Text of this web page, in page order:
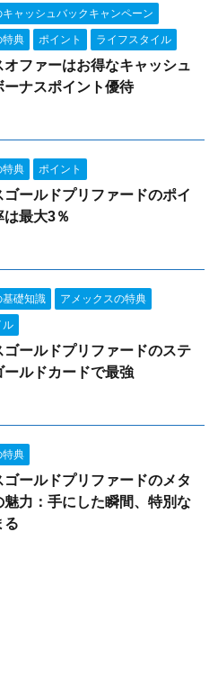
ャッシュバックキャンペーン
特典 ポイント ライフスタイル
オファーはお得なキャッシュ
ーナスポイント優待
特典 ポイント
ゴールドプリファードのポイ
は最大3％
基礎知識 アメックスの特典
ル
ゴールドプリファードのステ
ールドカードで最強
特典
ゴールドプリファードのメタ
魅力：手にした瞬間、特別な
る